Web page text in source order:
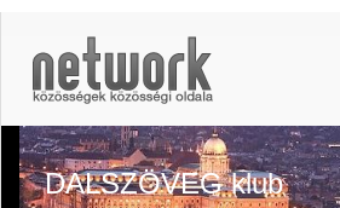
DALSZÖVEG klub